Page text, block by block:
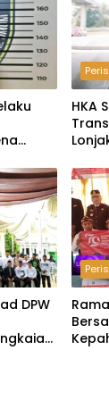
HKA
DPW